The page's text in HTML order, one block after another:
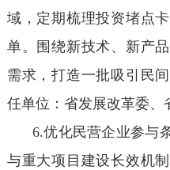
域，定期梳理投资堵点
单。围绕新技术、新产
需求，打造一批吸引民
任单位：省发展改革委、
6.优化民营企业参与
与重大项目建设长效机